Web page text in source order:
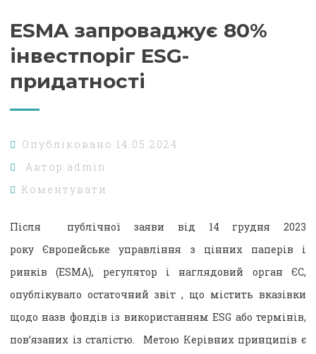
ESMA запроваджує 80%
інвестпоріг ESG-
придатності
Опубліковано 14.05.2024
Автор admin
Коментувати
Після публічної заяви від 14 грудня 2023
року Європейське управління з цінних паперів і
ринків (ESMA), регулятор і наглядовий орган ЄС,
опублікувало остаточний звіт , що містить вказівки
щодо назв фондів із використанням ESG або термінів,
пов’язаних із сталістю. Метою Керівних принципів є